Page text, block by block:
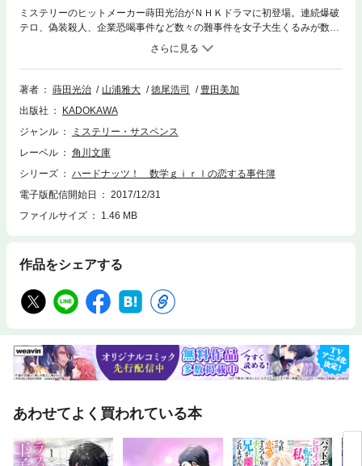
ミステリーのヒットメーカー蒔田光治がＮＨＫドラマに初登場。連続爆破
テロ、偽装殺人、企業恐喝事件など数々の難事件を女子大生くるみが数学
を駆使して解決していく数学ミステリー、ついにノベライズ登場！
著者 蒔田光治 山浦雅大 徳尾浩司
豊田美加
出版社
KADOKAWA
ジャンル
ミステリー・サスペンス
レーベル
角川文庫
シリーズ
ハードナッツ！ 数学ｇｉｒｌの恋する事件簿
電子版配信開始日
2017/12/31
ファイルサイズ
1.46 MB
作品をシェアする
あわせてよく買われている本